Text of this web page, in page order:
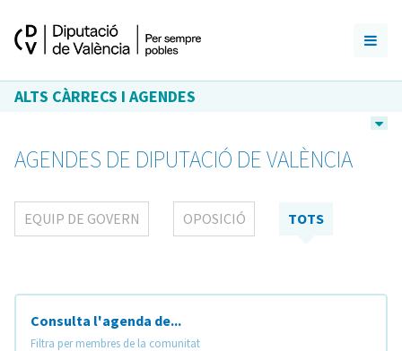
ALTS CÀRRECS I AGENDES
AGENDES DE DIPUTACIÓ DE VALÈNCIA
EQUIP DE GOVERN OPOSICIÓ TOTS
Consulta l'agenda de...
Filtra per membres de la comunitat